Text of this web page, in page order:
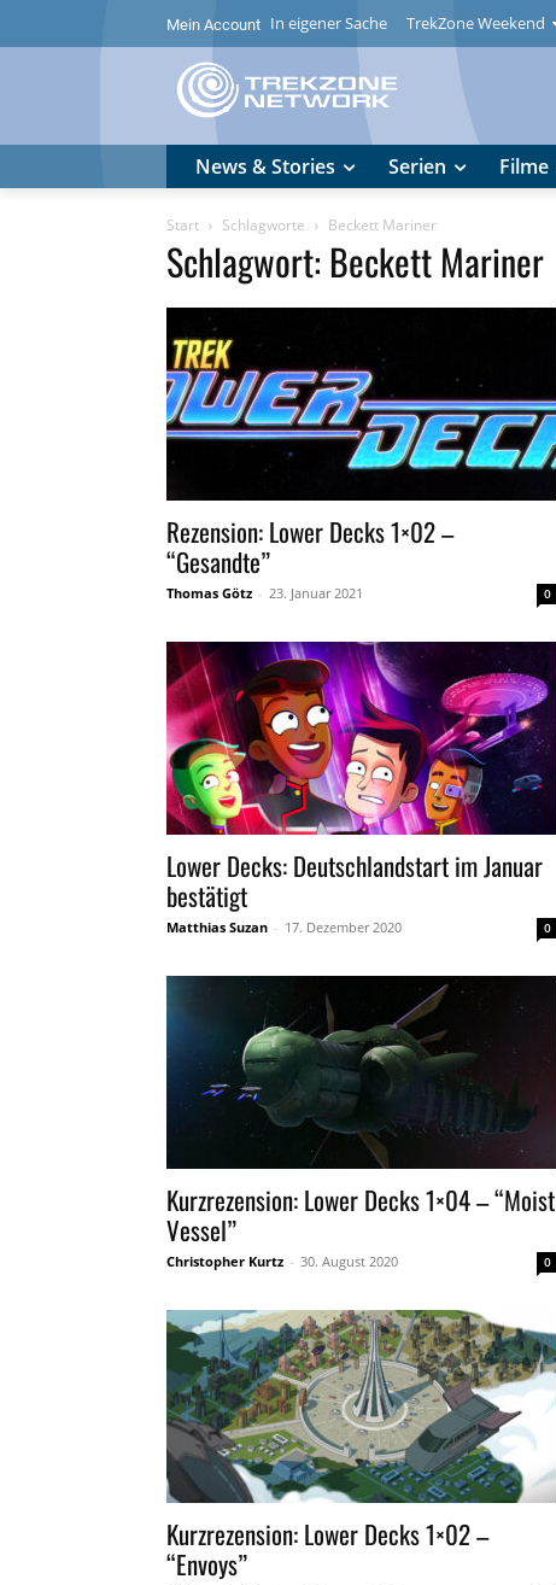
Mein Account In eigener Sache TrekZone Weekend
News & Stories Serien Filme
Start Schlagworte Beckett Mariner
Schlagwort: Beckett Mariner
Rezension: Lower Decks 1×02 –
“Gesandte”
Thomas Götz - 23. Januar 2021 0
Lower Decks: Deutschlandstart im Januar
bestätigt
Matthias Suzan - 17. Dezember 2020 0
Kurzrezension: Lower Decks 1×04 – “Moist
Vessel”
Christopher Kurtz - 30. August 2020 0
Kurzrezension: Lower Decks 1×02 –
“Envoys”